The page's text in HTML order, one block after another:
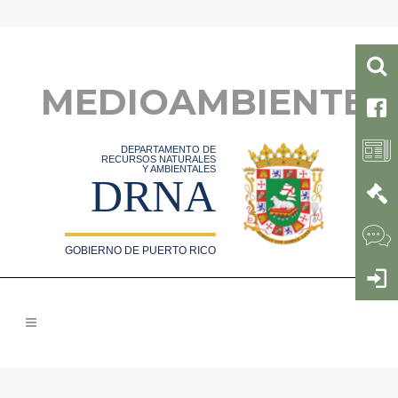
MEDIOAMBIENTE
DEPARTAMENTO DE
RECURSOS NATURALES
Y AMBIENTALES
DRNA
GOBIERNO DE PUERTO RICO